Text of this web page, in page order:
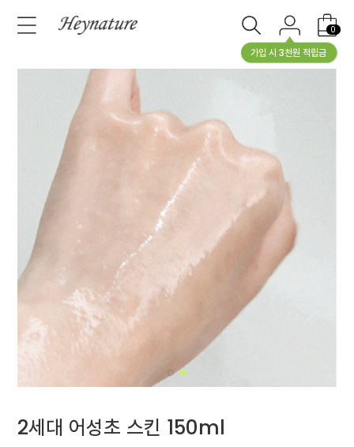
가입 시 3천원 적립금
0
2세대 어성초 스킨 150ml